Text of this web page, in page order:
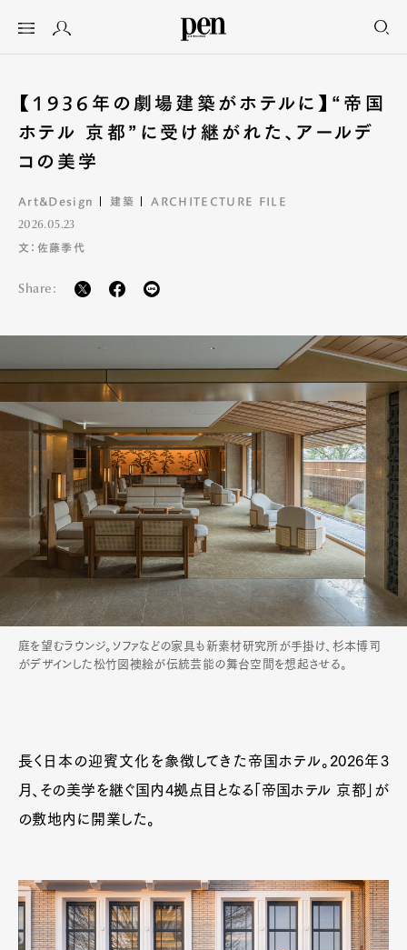
【1936年の劇場建築がホテルに】“帝国
ホテル 京都”に受け継がれた、アールデ
コの美学
Art&Design 建築 ARCHITECTURE FILE
2026.05.23
文：佐藤季代
Share:
庭を望むラウンジ。ソファなどの家具も新素材研究所が手掛け、杉本博司
がデザインした松竹図襖絵が伝統芸能の舞台空間を想起させる。
長く日本の迎賓文化を象徴してきた帝国ホテル。2026年3
月、その美学を継ぐ国内4拠点目となる「帝国ホテル 京都」が
の敷地内に開業した。